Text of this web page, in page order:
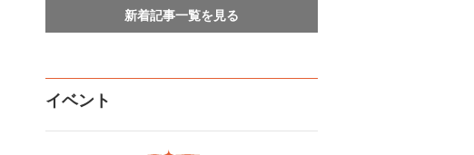
新着記事一覧を見る
イベント